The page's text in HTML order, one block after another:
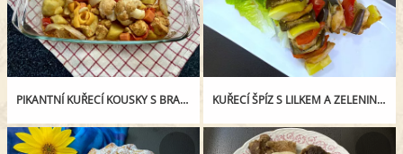
PIKANTNÍ KUŘECÍ KOUSKY S BRAMBOREM Z JEDNOHO PEKÁČE KUŘECÍ ŠPÍZ S LILKEM A ZELENINOU